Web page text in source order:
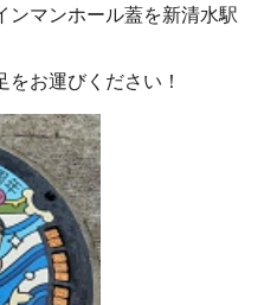
ンマンホール蓋を新清水駅
お運びください！